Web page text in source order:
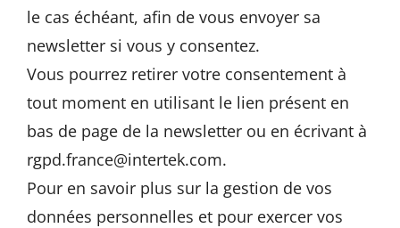
le cas échéant, afin de vous envoyer sa
newsletter si vous y consentez.
Vous pourrez retirer votre consentement à
tout moment en utilisant le lien présent en
bas de page de la newsletter ou en écrivant à
rgpd.france@intertek.com.
Pour en savoir plus sur la gestion de vos
données personnelles et pour exercer vos